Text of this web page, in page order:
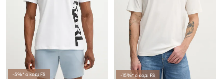
-5%* с код: FS -15%* с код: FS